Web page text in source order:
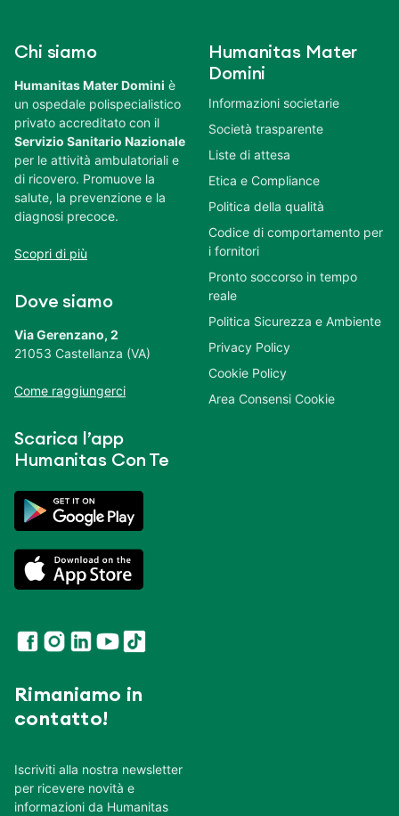
Chi siamo
Humanitas Mater Domini è
un ospedale polispecialistico
privato accreditato con il
Servizio Sanitario Nazionale
per le attività ambulatoriali e
di ricovero. Promuove la
salute, la prevenzione e la
diagnosi precoce.
Scopri di più
Dove siamo
Via Gerenzano, 2
21053 Castellanza (VA)
Come raggiungerci
Scarica l’app
Humanitas Con Te
Rimaniamo in
contatto!
Iscriviti alla nostra newsletter
per ricevere novità e
informazioni da Humanitas
Humanitas Mater
Domini
Informazioni societarie
Società trasparente
Liste di attesa
Etica e Compliance
Politica della qualità
Codice di comportamento per
i fornitori
Pronto soccorso in tempo
reale
Politica Sicurezza e Ambiente
Privacy Policy
Cookie Policy
Area Consensi Cookie